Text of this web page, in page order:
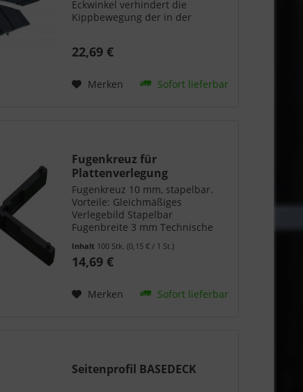
Eckwinkel verhindert die
Kippbewegung der in der
gleiche Tiefe wie der
beim...
22,69 €
Merken Sofort lieferbar
Fugenkreuz für
Plattenverlegung
Fugenkreuz 10 mm, stapelbar.
Vorteile: Gleichmäßiges
Verlegebild Stapelbar
Fugenbreite 3 mm Technische
Glasfaserverstärktes Polyamid
Inhalt: 100 Stück
Inhalt 100 Stk. (0,15 € / 1 St.)
14,69 €
Merken Sofort lieferbar
Seitenprofil BASEDECK